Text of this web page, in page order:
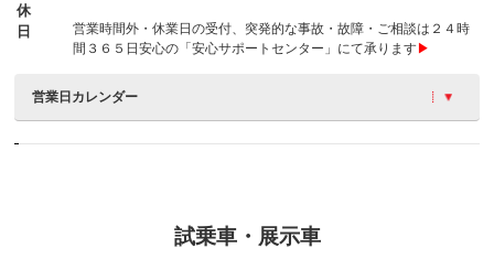
休
日
営業時間外・休業日の受付、突発的な事故・故障・ご相談は２４時
間３６５日安心の「安心サポートセンター」にて承ります▶
営業日カレンダー
試乗車・展示車